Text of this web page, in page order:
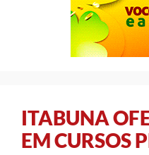
ITABUNA
EM CURSOS